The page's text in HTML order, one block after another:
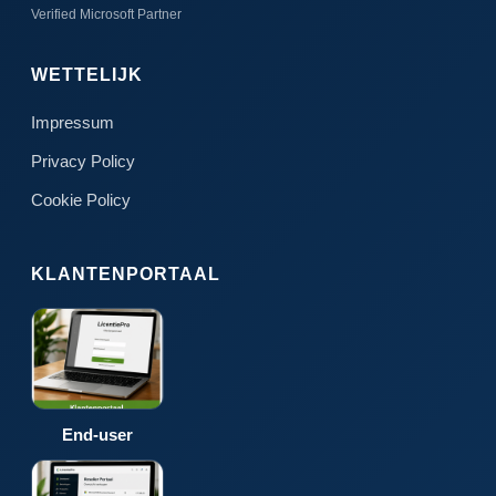
Verified Microsoft Partner
WETTELIJK
Impressum
Privacy Policy
Cookie Policy
KLANTENPORTAAL
End-user